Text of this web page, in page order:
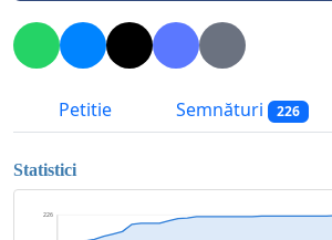
Petitie Semnături 226
Statistici
226